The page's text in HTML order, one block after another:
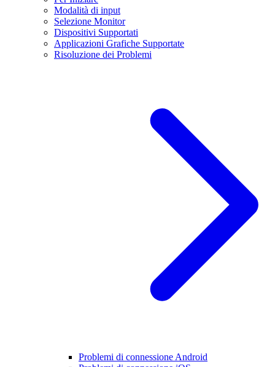
Modalità di input
Selezione Monitor
Dispositivi Supportati
Applicazioni Grafiche Supportate
Risoluzione dei Problemi
Problemi di connessione Android